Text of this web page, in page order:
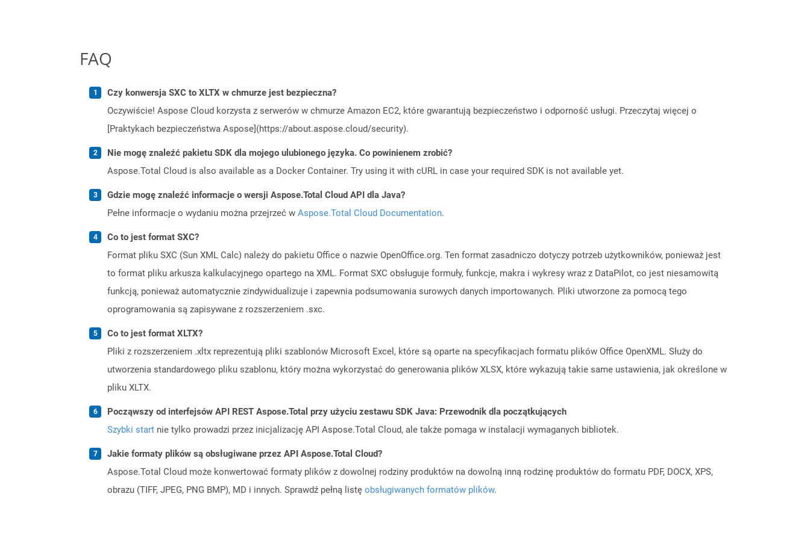
FAQ
Czy konwersja SXC to XLTX w chmurze jest bezpieczna?
Oczywiście! Aspose Cloud korzysta z serwerów w chmurze Amazon EC2, które gwarantują bezpieczeństwo i odporność usługi. Przeczytaj więcej o
[Praktykach bezpieczeństwa Aspose](https://about.aspose.cloud/security).
Nie mogę znaleźć pakietu SDK dla mojego ulubionego języka. Co powinienem zrobić?
Aspose.Total Cloud is also available as a Docker Container. Try using it with cURL in case your required SDK is not available yet.
Gdzie mogę znaleźć informacje o wersji Aspose.Total Cloud API dla Java?
Pełne informacje o wydaniu można przejrzeć w Aspose.Total Cloud Documentation.
Co to jest format SXC?
Format pliku SXC (Sun XML Calc) należy do pakietu Office o nazwie OpenOffice.org. Ten format zasadniczo dotyczy potrzeb użytkowników, ponieważ jest
to format pliku arkusza kalkulacyjnego opartego na XML. Format SXC obsługuje formuły, funkcje, makra i wykresy wraz z DataPilot, co jest niesamowitą
funkcją, ponieważ automatycznie zindywidualizuje i zapewnia podsumowania surowych danych importowanych. Pliki utworzone za pomocą tego
oprogramowania są zapisywane z rozszerzeniem .sxc.
Co to jest format XLTX?
Pliki z rozszerzeniem .xltx reprezentują pliki szablonów Microsoft Excel, które są oparte na specyfikacjach formatu plików Office OpenXML. Służy do
utworzenia standardowego pliku szablonu, który można wykorzystać do generowania plików XLSX, które wykazują takie same ustawienia, jak określone w
pliku XLTX.
Począwszy od interfejsów API REST Aspose.Total przy użyciu zestawu SDK Java: Przewodnik dla początkujących
Szybki start nie tylko prowadzi przez inicjalizację API Aspose.Total Cloud, ale także pomaga w instalacji wymaganych bibliotek.
Jakie formaty plików są obsługiwane przez API Aspose.Total Cloud?
Aspose.Total Cloud może konwertować formaty plików z dowolnej rodziny produktów na dowolną inną rodzinę produktów do formatu PDF, DOCX, XPS,
obrazu (TIFF, JPEG, PNG BMP), MD i innych. Sprawdź pełną listę obsługiwanych formatów plików.